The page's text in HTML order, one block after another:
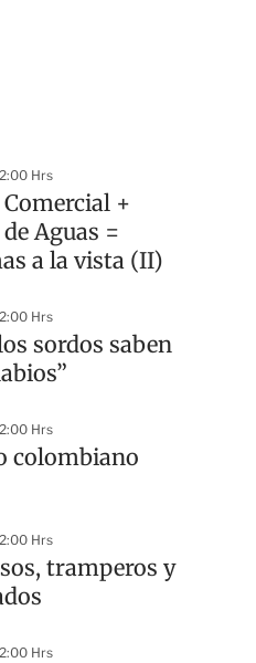
Hrs
+
Aguas =
a la vista (II)
Hrs
sordos saben
Hrs
colombiano
Hrs
tramperos y
Hrs